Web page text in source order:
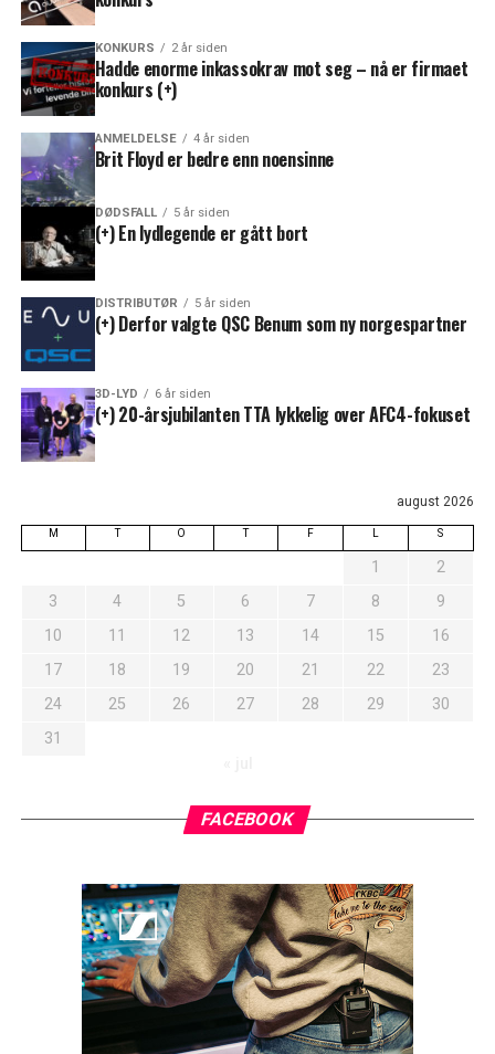
KONKURS 2 år siden
Hadde enorme inkassokrav mot seg – nå er firmaet
konkurs (+)
ANMELDELSE 4 år siden
Brit Floyd er bedre enn noensinne
DØDSFALL 5 år siden
(+) En lydlegende er gått bort
DISTRIBUTØR 5 år siden
(+) Derfor valgte QSC Benum som ny norgespartner
3D-LYD 6 år siden
(+) 20-årsjubilanten TTA lykkelig over AFC4-fokuset
august 2026
M T O T F S
1
2
3
4 5 6 7 8
9
10
11 12 13 14 15
16
17
18 19 20 21 22
23
24
25 26 27 28 29
30
31
FACEBOOK